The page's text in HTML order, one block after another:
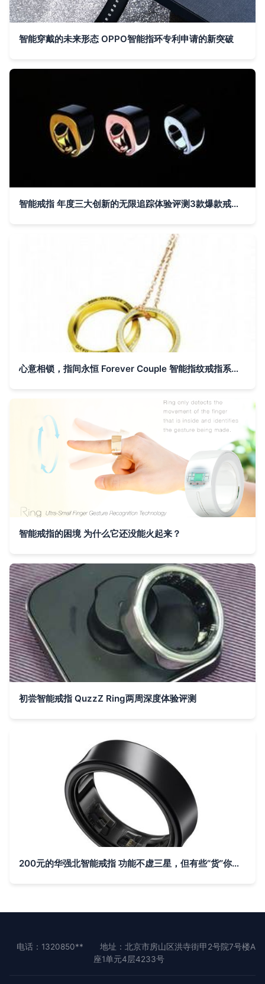
智能穿戴的未来形态 OPPO智能指环专利申请的新突破
智能戒指 年度三大创新的无限追踪体验评测3款爆款戒指硬核能力、现实锁定期以及背后暗揣的风险。关注可激活服务市场可能打开新节点风口到来前后四家的最新计划？发现有些研究模型更加实用或生态抢眼还有壁垒更高技术突破型案例本文将以内部视角为你逐步拆解最新资讯带来推演
心意相锁，指间永恒 Forever Couple 智能指纹戒指系列解析
智能戒指的困境 为什么它还没能火起来？
初尝智能戒指 QuzzZ Ring两周深度体验评测
200元的华强北智能戒指 功能不虚三星，但有些“货”你得看明白
电话：1320850**
地址：北京市房山区洪寺街甲2号院7号楼A
座1单元4层4233号